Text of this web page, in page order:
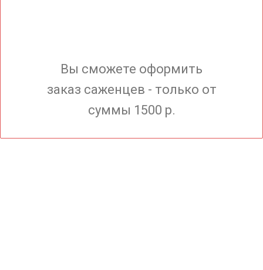
Вы сможете оформить
заказ саженцев - только от
суммы 1500 р.